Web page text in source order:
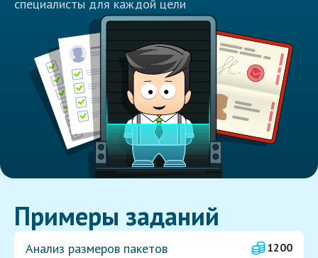
специалисты для каждой цели
Примеры заданий
Анализ размеров пакетов
1200